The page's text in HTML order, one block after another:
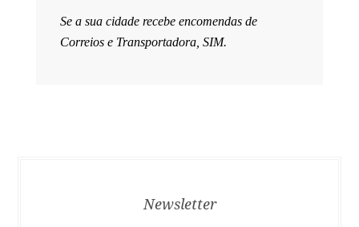
Se a sua cidade recebe encomendas de
Correios e Transportadora, SIM.
Newsletter